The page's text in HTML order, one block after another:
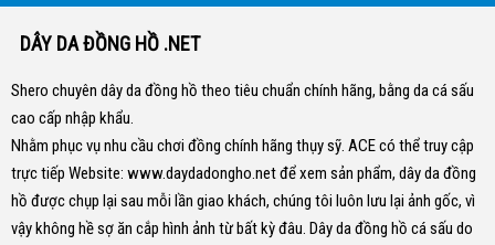
DÂY DA ĐỒNG HỒ .NET
Shero chuyên dây da đồng hồ theo tiêu chuẩn chính hãng, bằng da cá sấu
cao cấp nhập khẩu.
Nhằm phục vụ nhu cầu chơi đồng chính hãng thụy sỹ. ACE có thể truy cập
trực tiếp Website: www.daydadongho.netđể xem sản phẩm, dây da đồng
hồ được chụp lại sau mỗi lần giao khách, chúng tôi luôn lưu lại ảnh gốc, vì
vậy không hề sợ ăn cắp hình ảnh từ bất kỳ đâu. Dây da đồng hồ cá sấu do